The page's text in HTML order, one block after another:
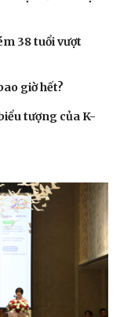
38 tuổi vượt
giờ hết?
tượng của K-